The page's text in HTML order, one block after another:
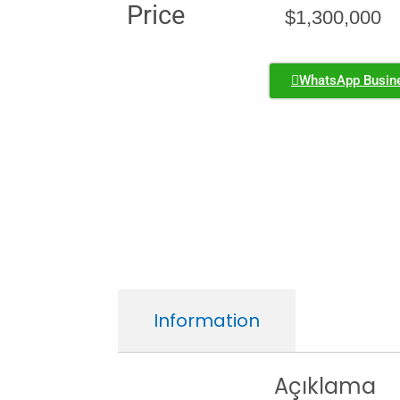
Price $1,300,000
WhatsApp
Information
Açıklama